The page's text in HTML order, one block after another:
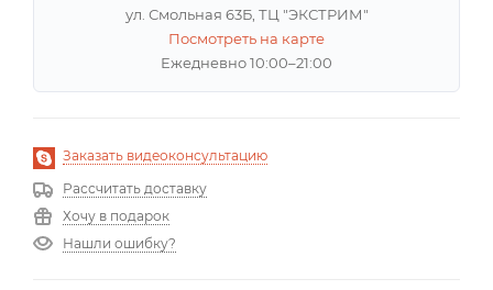
ул. Смольная 63Б, ТЦ "ЭКСТРИМ"
Посмотреть на карте
Ежедневно 10:00–21:00
Заказать видеоконсультацию
Рассчитать доставку
Хочу в подарок
Нашли ошибку?